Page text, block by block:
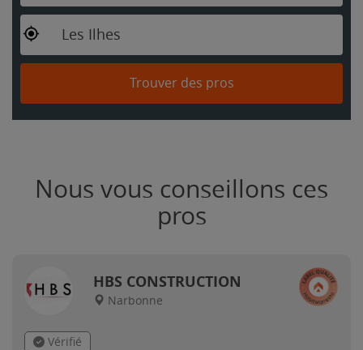
Les Ilhes
Trouver des pros
Nous vous conseillons ces
pros
HBS CONSTRUCTION
Narbonne
Vérifié